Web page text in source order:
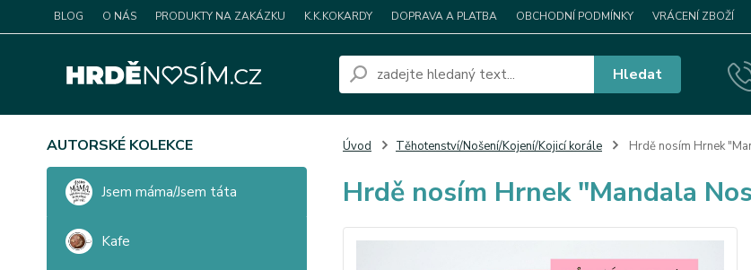
BLOG O NÁS PRODUKTY NA ZAKÁZKU K.K.KOKARDY DOPRAVA A PLATBA OBCHODNÍ PODMÍNKY VRÁCENÍ ZBOŽÍ
Hledat
AUTORSKÉ KOLEKCE
Jsem máma/Jsem táta
Kafe
Úvod Těhotenství/Nošení/Kojení/Kojicí korále Hrdě nosím Hrnek
Hrdě nosím Hrnek "Mandala